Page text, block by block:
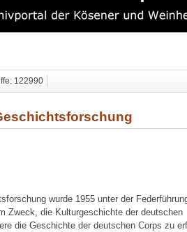
122990
wurde 1955 unter der
Zweck, die Kulturgeschichte der deutschen
die Geschichte der deutschen Corps zu